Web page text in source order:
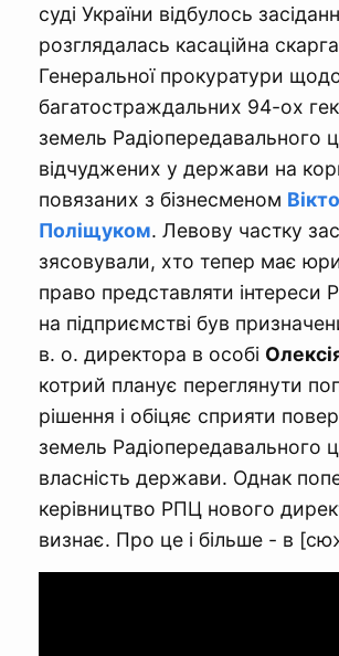
суді України відбулось
розглядалась касаційна скарга
Генеральної прокуратури
багатостраждальних 94-ох
земель Радіопередавального
відчуджених у держави на
повязаних з бізнесменом
Поліщуком. Левову частку
зясовували, хто тепер має
право представляти
на підприємстві був
в. о. директора в особі
котрий планує переглянути
рішення і обіцяє сприяти
земель Радіопередавального
власність держави. Однак
керівництво РПЦ нового
визнає. Про це і більше - в